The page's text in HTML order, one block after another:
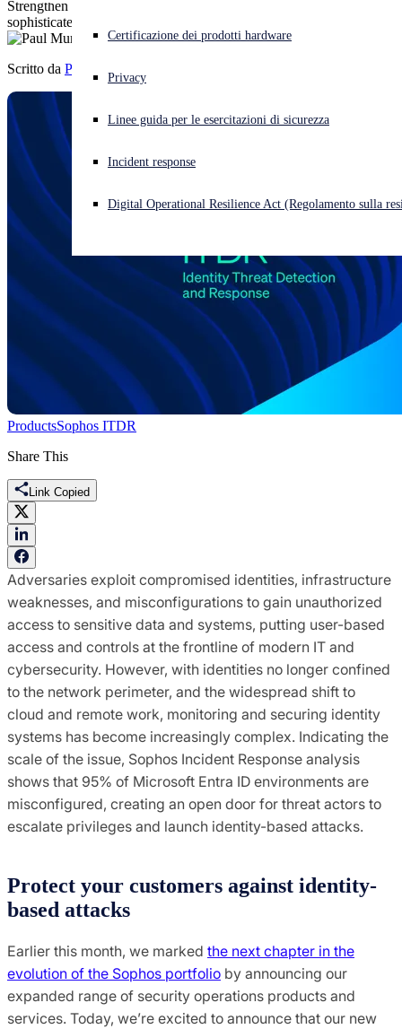
Cyberattacco in corso? Ottieni assistenza immediata
Open search
Italiano Open language switcher
Certificazione dei prodotti hardware
Privacy
Linee guida per le esercitazioni di sicurezza
Incident response
Digital Operational Resilience Act (Regolamento sulla
Strengthen your customers’ security posture and defend against
sophisticated identity-based attacks.
Scritto da Paul Murray
ProductsSophos ITDR
Share This
Link Copied
Adversaries exploit compromised identities, infrastructure
weaknesses, and misconfigurations to gain unauthorized
access to sensitive data and systems, putting user-based
access and controls at the frontline of modern IT and
cybersecurity. However, with identities no longer confined
to the network perimeter, and the widespread shift to
cloud and remote work, monitoring and securing identity
systems has become increasingly complex. Indicating the
scale of the issue, Sophos Incident Response analysis
shows that 95% of Microsoft Entra ID environments are
misconfigured, creating an open door for threat actors to
escalate privileges and launch identity-based attacks.
Protect your customers against identity-
based attacks
Earlier this month, we marked the next chapter in the
evolution of the Sophos portfolio by announcing our
expanded range of security operations products and
services. Today, we’re excited to announce that our new